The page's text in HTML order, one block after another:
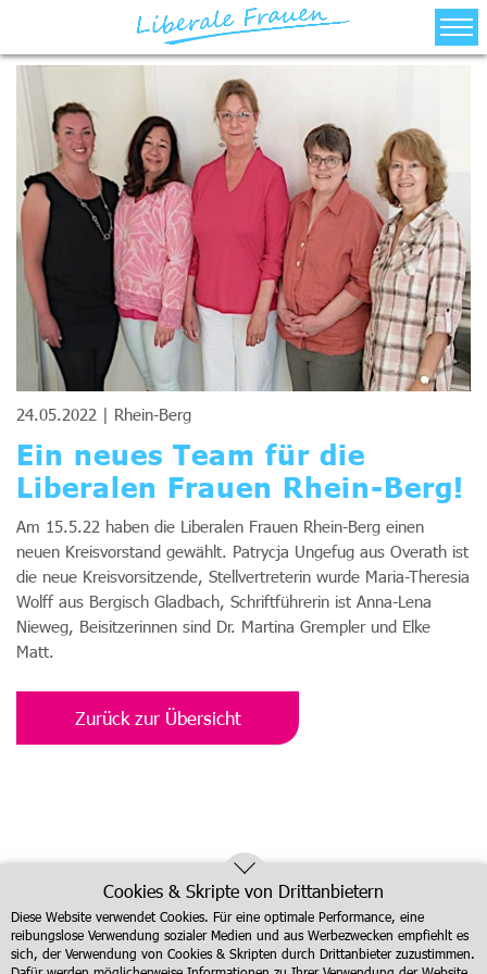
Bezirksverbände
Aktuelles/Termine
Landesvorstand
Kontakt
24.05.2022 | Rhein-Berg
Ein neues Team für die
Liberalen Frauen Rhein-Berg!
Am 15.5.22 haben die Liberalen Frauen Rhein-Berg einen
neuen Kreisvorstand gewählt. Patrycja Ungefug aus Overath ist
die neue Kreisvorsitzende, Stellvertreterin wurde Maria-Theresia
Wolff aus Bergisch Gladbach, Schriftführerin ist Anna-Lena
Nieweg, Beisitzerinnen sind Dr. Martina Grempler und Elke
Matt.
Zurück zur Übersicht
Cookies & Skripte von Drittanbietern
Diese Website verwendet Cookies. Für eine optimale Performance, eine
reibungslose Verwendung sozialer Medien und aus Werbezwecken empfiehlt es
sich, der Verwendung von Cookies & Skripten durch Drittanbieter zuzustimmen.